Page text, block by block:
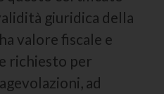
giuridica della
valore fiscale e
richiesto per
ad